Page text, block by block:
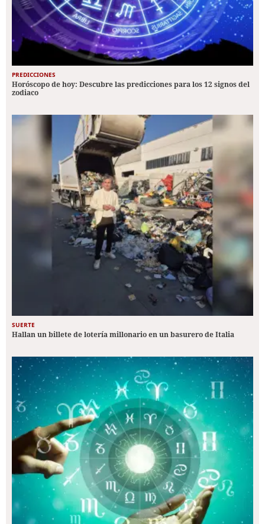
PREDICCIONES
Horóscopo de hoy: Descubre las predicciones para los 12 signos del
zodiaco
SUERTE
Hallan un billete de lotería millonario en un basurero de Italia